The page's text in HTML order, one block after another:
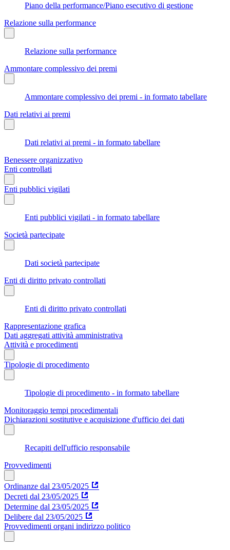
Piano della performance/Piano esecutivo di gestione
Relazione sulla performance
Relazione sulla performance
Ammontare complessivo dei premi
Ammontare complessivo dei premi - in formato tabellare
Dati relativi ai premi
Dati relativi ai premi - in formato tabellare
Benessere organizzativo
Enti controllati
Enti pubblici vigilati
Enti pubblici vigilati - in formato tabellare
Società partecipate
Dati società partecipate
Enti di diritto privato controllati
Enti di diritto privato controllati
Rappresentazione grafica
Dati aggregati attività amministrativa
Attività e procedimenti
Tipologie di procedimento
Tipologie di procedimento - in formato tabellare
Monitoraggio tempi procedimentali
Dichiarazioni sostitutive e acquisizione d'ufficio dei dati
Recapiti dell'ufficio responsabile
Provvedimenti
Ordinanze dal 23/05/2025
Decreti dal 23/05/2025
Determine dal 23/05/2025
Delibere dal 23/05/2025
Provvedimenti organi indirizzo politico